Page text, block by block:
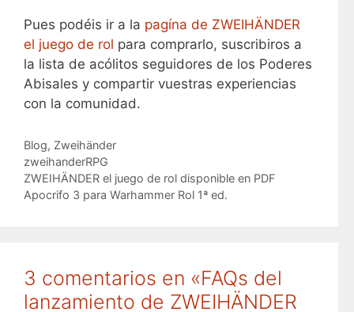
Pues podéis ir a la pagína de ZWEIHÄNDER
el juego de rol para comprarlo, suscribiros a
la lista de acólitos seguidores de los Poderes
Abisales y compartir vuestras experiencias
con la comunidad.
Categorías
Blog, Zweihänder
Etiquetas
zweihanderRPG
ZWEIHÄNDER el juego de rol disponible en PDF
Apocrifo 3 para Warhammer Rol 1ª ed.
3 comentarios en «FAQs del
lanzamiento de ZWEIHÄNDER